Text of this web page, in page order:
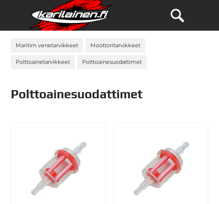
Maritim venetarvikkeet Moottoritarvikkeet
Polttoainetarvikkeet Polttoainesuodattimet
Polttoainesuodattimet